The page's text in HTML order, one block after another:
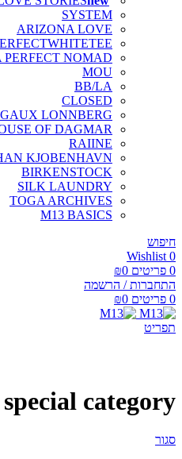
SYSTEM
ARIZONA LOVE
PERFECT NOMAD
MOU
BB/LA
CLOSED
LONNBERG
OF DAGMAR
RAIINE
KJOBENHAVN
BIRKENSTOCK
SILK LAUNDRY
TOGA ARCHIVES
M13 BASICS
חיפוש
0
Wishlist
0 פריטים ₪0
התחברות / הרשמה
0 פריטים ₪0
תפריט
special category
סגור